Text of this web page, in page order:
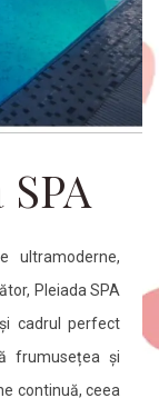
ultramoderne,
Pleiada SPA
cadrul perfect
frumusețea și
continuă, ceea